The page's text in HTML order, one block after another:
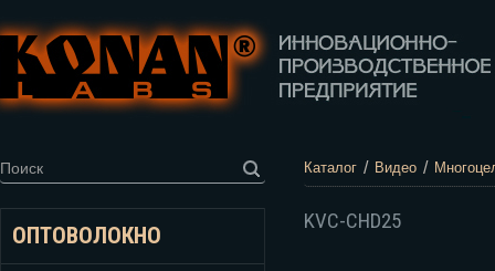
ОПТОВОЛОКНО
Каталог / Видео /
KVC-CHD25